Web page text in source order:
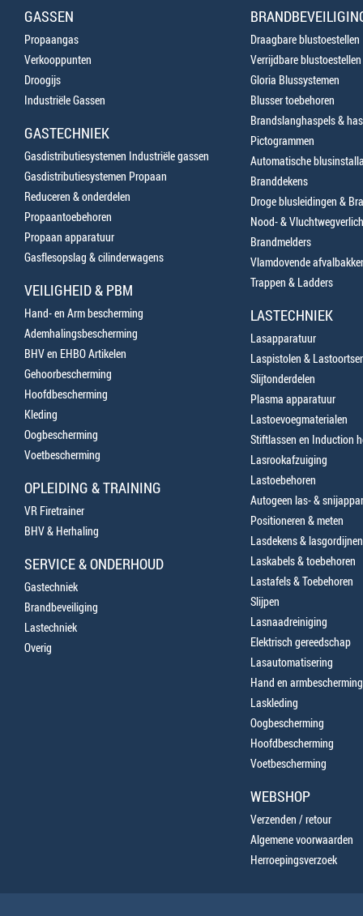
GASSEN
Propaangas
Verkooppunten
Droogijs
Industriële Gassen
GASTECHNIEK
Gasdistributiesystemen Industriële gassen
Gasdistributiesystemen Propaan
Reduceren & onderdelen
Propaantoebehoren
Propaan apparatuur
Gasflesopslag & cilinderwagens
VEILIGHEID & PBM
Hand- en Arm bescherming
Ademhalingsbescherming
BHV en EHBO Artikelen
Gehoorbescherming
Hoofdbescherming
Kleding
Oogbescherming
Voetbescherming
OPLEIDING & TRAINING
VR Firetrainer
BHV & Herhaling
SERVICE & ONDERHOUD
Gastechniek
Brandbeveiliging
Lastechniek
Overig
Draagbare blustoestellen
Verrijdbare blustoestellen
Gloria Blussystemen
Blusser toebehoren
Brandslanghaspels &
Pictogrammen
Automatische
Branddekens
Droge blusleidingen &
Nood- &
Brandmelders
Vlamdovende
Trappen & Ladders
LASTECHNIEK
Lasapparatuur
Laspistolen &
Slijtonderdelen
Plasma apparatuur
Lastoevoegmaterialen
Stiftlassen en Induction
Lasrookafzuiging
Lastoebehoren
Autogeen las- &
Positioneren & meten
Lasdekens & lasgordijnen
Laskabels & toebehoren
Lastafels & Toebehoren
Slijpen
Lasnaadreiniging
Elektrisch gereedschap
Lasautomatisering
Hand en armbescherming
Laskleding
Oogbescherming
Hoofdbescherming
Voetbescherming
WEBSHOP
Verzenden / retour
Algemene voorwaarden
Herroepingsverzoek